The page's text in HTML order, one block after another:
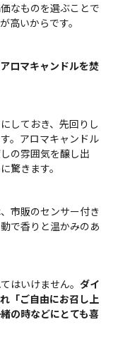
なものを選ぶことで
高いからです。
アロマキャンドルを焚
しておき、先回りし
。アロマキャンドル
の雰囲気を醸し出
驚きます。
市販のセンサー付き
で香りと温かみのあ
はいけません。 ダイ
「ご自由にお召し上
の時などにとても喜